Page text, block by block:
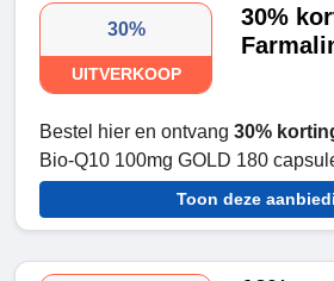
30%
UITVERKOOP
30%
Bestel hier en ontvang 30%
Bio-Q10 100mg GOLD 180
Toon deze